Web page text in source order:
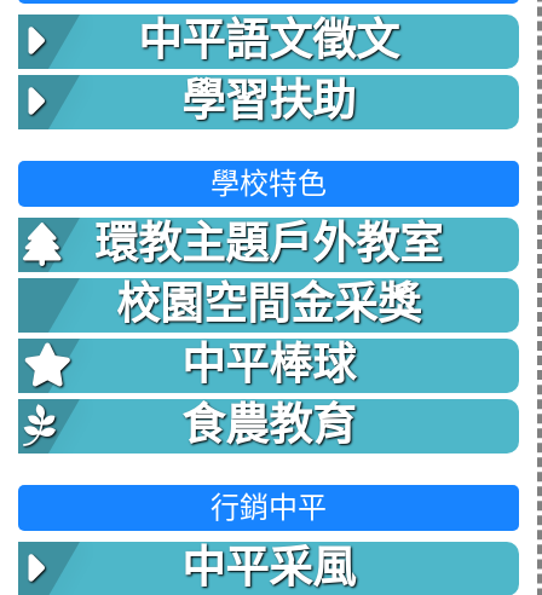
中平語文徵文
學習扶助
學校特色
環教主題戶外教室
校園空間金采獎
中平棒球
食農教育
行銷中平
中平采風